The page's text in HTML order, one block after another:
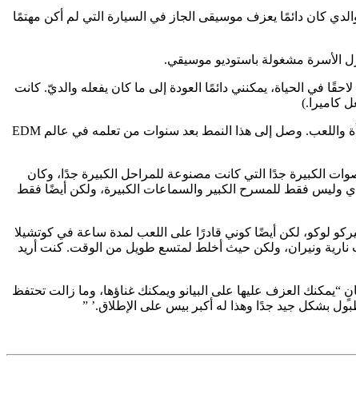
كان دائمًا يعزف موسيقى الجاز في السيارة التي لم أكن مهتمًا
الأسرة مشغولة باستوديو موسيقي.
في الحياة، يمكنني دائمًا العودة إلى ما كان يفعله والديّ. كانت
كاميرا.)
بالطبع، كان للموسيقى أثر رائع على ماو بي، الذي ارتفع إلى مكانة رئيسية في السنوات الأربع الماضية مع صوت مميز يجمع بين الظلام والجرأة واللعب. وصل إلى هذا النمط بعد سنوات من تعلمه في عالم EDM
جدًا التي كانت مصنوعة للمراحل الكبيرة جدًا، وكان
وليس فقط للمسرح الكبير والسماعات الكبيرة، ولكن أيضًا فقط
لوكو، لكن أيضًا كوني قادرًا على اللعب لمدة ساعة في كوتشيلا
ونيران، ولكن حيث أخلط لمتسع طويل من الوقت. كنت أريد
“يمكنك العزف عليها على البيانو ويمكنك غناؤها، وما زالت تحتفظ
بشكل جيد جدًا وهذا له أكبر بيس على الإطلاق.’ ”